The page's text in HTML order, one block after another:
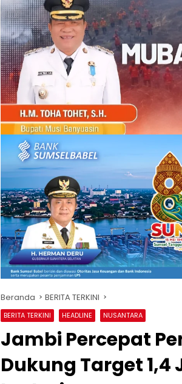
Beranda BERITA TERKINI
BERITA TERKINI HEADLINE NUSANTARA
Jambi Percepat
Dukung Target